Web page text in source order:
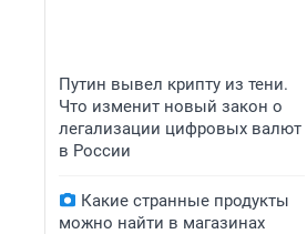
Путин вывел крипту из тени.
Что изменит новый закон о
легализации цифровых валют
в России
Какие странные продукты
можно найти в магазинах